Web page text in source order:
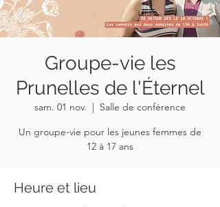
Groupe-vie les
Prunelles de l'Éternel
sam. 01 nov.
  |
Salle de conférence
Un groupe-vie pour les jeunes femmes de
12 à 17 ans
Heure et lieu